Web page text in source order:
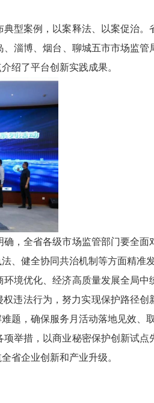
型案例，以案释法、以案促治。
淄博、烟台、聊城五市市场监管
绍了平台创新实践成果。
，全省各级市场监管部门要全面
、健全协同共治机制等方面精准发
境优化、经济高质量发展全局中
违法行为，努力实现保护路径创
题，确保服务月活动落地见效、取
举措，以商业秘密保护创新试点
省企业创新和产业升级。